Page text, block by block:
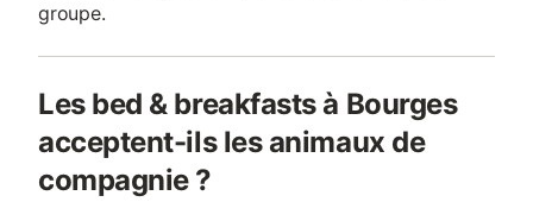
groupe.
Les bed & breakfasts à Bourges
acceptent-ils les animaux de
compagnie ?